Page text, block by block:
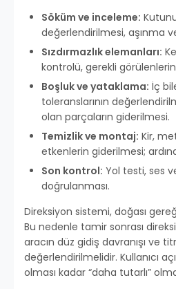
Söküm ve inceleme:
değerlendirilmesi, aşınma
Sızdırmazlık elemanları:
kontrolü, gerekli
Boşluk ve yataklama: İç
toleranslarının
olan parçaların giderilmesi.
Temizlik ve montaj: Kir,
etkenlerin giderilmesi;
Son kontrol: Yol testi, ses
doğrulanması.
Direksiyon sistemi, doğası
Bu nedenle tamir sonrası
aracın düz gidiş davranışı ve
değerlendirilmelidir. Kullanıcı
olması kadar “daha tutarlı”